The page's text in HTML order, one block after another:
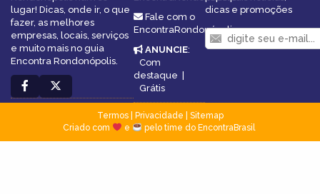
lugar! Dicas, onde ir, o que
fazer, as melhores
empresas, locais, serviços
e muito mais no guia
Encontra Rondonópolis.
Fale com o
EncontraRondonópolis
ANUNCIE:
Com
destaque |
Grátis
dicas e promoções
Termos| Privacidade
Sitemap
Criado com
e pelo time do EncontraBrasil